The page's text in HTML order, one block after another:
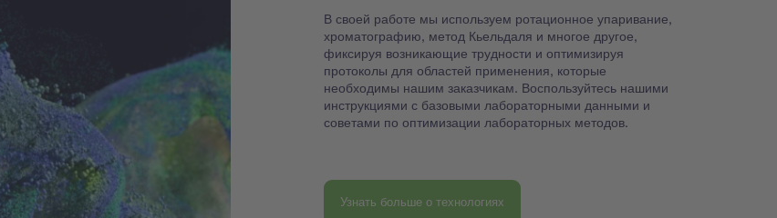
В своей работе мы используем ротационное упаривание,
хроматографию, метод Кьельдаля и многое другое,
фиксируя возникающие трудности и оптимизируя
протоколы для областей применения, которые
необходимы нашим заказчикам. Воспользуйтесь нашими
инструкциями с базовыми лабораторными данными и
советами по оптимизации лабораторных методов.
Узнать больше о технологиях